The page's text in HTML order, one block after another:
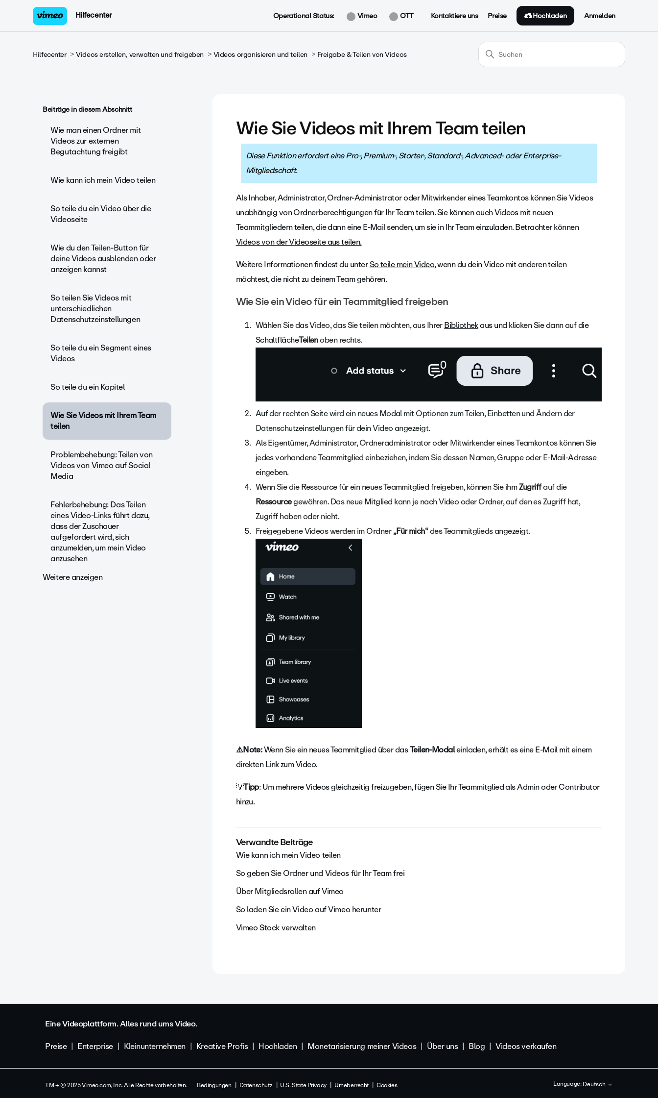
Hilfecenter Operational Status: Vimeo OTT Kontaktiere uns Preise Hochladen Anmelden
Hilfecenter Videos erstellen, verwalten und freigeben Videos organisieren und teilen Freigabe & Teilen von Videos
Beiträge in diesem Abschnitt
Wie man einen Ordner mit
Videos zur externen
Begutachtung freigibt
Wie kann ich mein Video teilen
So teile du ein Video über die
Videoseite
Wie du den Teilen-Button für
deine Videos ausblenden oder
anzeigen kannst
So teilen Sie Videos mit
unterschiedlichen
Datenschutzeinstellungen
So teile du ein Segment eines
Videos
So teile du ein Kapitel
Wie Sie Videos mit Ihrem Team
teilen
Problembehebung: Teilen von
Videos von Vimeo auf Social
Media
Fehlerbehebung: Das Teilen
eines Video-Links führt dazu,
dass der Zuschauer
aufgefordert wird, sich
anzumelden, um mein Video
anzusehen
Weitere anzeigen
Wie Sie Videos mit Ihrem Team teilen
Diese Funktion erfordert eine Pro-, Premium-, Starter-, Standard-, Advanced- oder Enterprise-
Mitgliedschaft.
Als Inhaber, Administrator, Ordner-Administrator oder Mitwirkender eines Teamkontos können Sie Videos
unabhängig von Ordnerberechtigungen für Ihr Team teilen. Sie können auch Videos mit neuen
Teammitgliedern teilen, die dann eine E-Mail senden, um sie in Ihr Team einzuladen. Betrachter können
Videos von der Videoseite aus teilen.
Weitere Informationen findest du unterSo teile mein Video, wenn du dein Video mit anderen teilen
möchtest, die nicht zu deinem Team gehören.
Wie Sie ein Video für ein Teammitglied freigeben
Wählen Sie das Video, das Sie teilen möchten, aus IhrerBibliothekaus und klicken Sie dann auf die
SchaltflächeTeilenoben rechts.
Auf der rechten Seite wird ein neues Modal mit Optionen zum Teilen, Einbetten und Ändern der
Datenschutzeinstellungen für dein Video angezeigt.
Als Eigentümer, Administrator, Ordneradministrator oder Mitwirkender eines Teamkontos können Sie
jedes vorhandene Teammitglied einbeziehen, indem Sie dessen Namen, Gruppe oder E-Mail-Adresse
eingeben.
Wenn Sie die Ressource für ein neues Teammitglied freigeben, können Sie ihmZugriffauf die
Ressourcegewähren. Das neue Mitglied kann je nach Video oder Ordner, auf den es Zugriff hat,
Zugriff haben oder nicht.
Freigegebene Videos werden im Ordner„Für mich“des Teammitglieds angezeigt.
⚠️Note:Wenn Sie ein neues Teammitglied über dasTeilen-Modaleinladen, erhält es eine E-Mail mit einem
direkten Link zum Video.
💡Tipp: Um mehrere Videos gleichzeitig freizugeben, fügen Sie Ihr Teammitglied als Admin oder Contributor
hinzu.
Verwandte Beiträge
Wie kann ich mein Video teilen
So geben Sie Ordner und Videos für Ihr Team frei
Über Mitgliedsrollen auf Vimeo
So laden Sie ein Video auf Vimeo herunter
Vimeo Stock verwalten
Eine Videoplattform. Alles rund ums Video.
Preise
Enterprise Kleinunternehmen Kreative Profis Hochladen Monetarisierung meiner Videos Über uns Blog Videos verkaufen
TM + © 2025 Vimeo.com, Inc. Alle Rechte vorbehalten. Bedingungen Datenschutz U.S. State Privacy Urheberrecht Cookies Language:Deutsch